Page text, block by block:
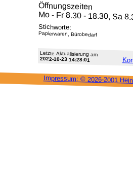
Öffnungszeiten
Mo - Fr 8.30 - 18.30, Sa
Stichworte:
Papierwaren, Bürobedarf
Letzte Aktu­alisie­rung am
2022-10-23 14:28:01
Impressum: © 2026-2001